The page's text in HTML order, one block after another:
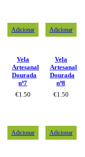
Adicionar
Vela
Artesanal
Dourada
nº7
€1.50
Adicionar
Vela
Artesanal
Dourada
nº8
€1.50
Adicionar Adicionar